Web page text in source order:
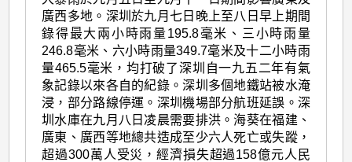
廣西多地。深圳於九月七日晚上至八日早上期間
錄得最大兩小時雨量195.8毫米、三小時雨量
246.8毫米、六小時雨量349.7毫米及十二小時雨
量465.5毫米，均打破了深圳自一九五二年有氣
象記錄以來各自的紀錄。深圳多個地鐵站被水淹
浸，部分路線停運。深圳機場部分航班延誤。深
圳水庫在九月八日凌晨需要排洪。海葵在福建、
廣東、廣西等地總共造成至少六人死亡或失蹤，
超過300萬人受災，經濟損失超過158億元人民